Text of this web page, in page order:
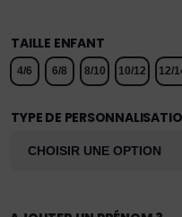
TAILLE ENFANT
4/6 6/8 8/10 10/12 12/
TYPE DE